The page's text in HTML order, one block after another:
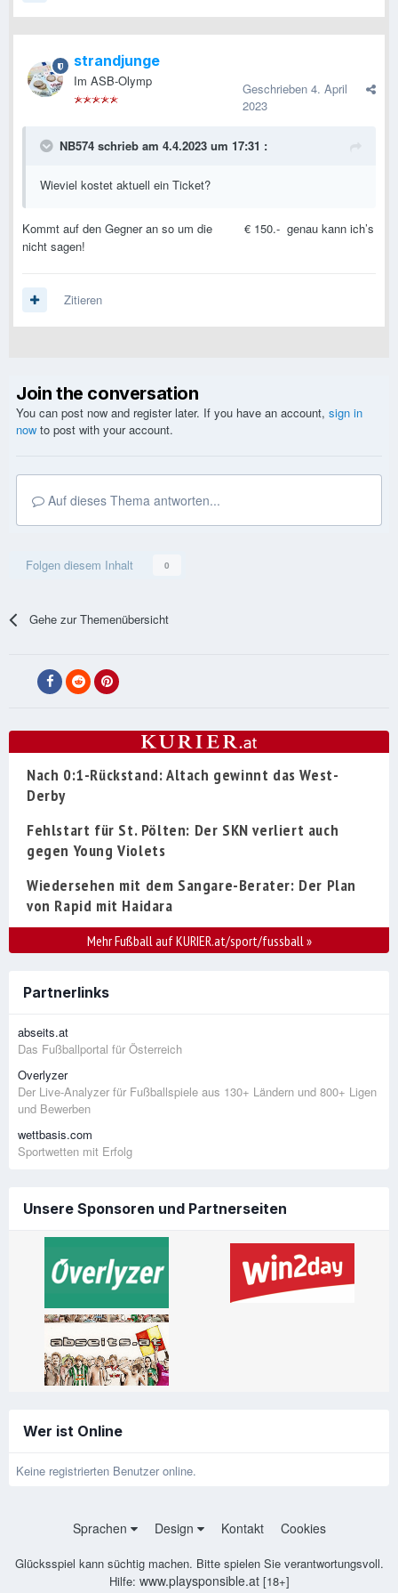
strandjunge
Im ASB-Olymp Geschrieben 4. April
2023
NB574 schrieb am 4.4.2023 um 17:31 :
Wieviel kostet aktuell ein Ticket?
Kommt auf den Gegner an so um die € 150.- genau kann ich’s
nicht sagen!
Zitieren
Join the conversation
You can post now and register later. If you have an account, sign in
now to post with your account.
Auf dieses Thema antworten...
Folgen diesem Inhalt 0
Gehe zur Themenübersicht
Nach 0:1-Rückstand: Altach gewinnt das West-
Derby
Fehlstart für St. Pölten: Der SKN verliert auch
gegen Young Violets
Wiedersehen mit dem Sangare-Berater: Der Plan
von Rapid mit Haidara
Mehr Fußball auf KURIER.at/sport/fussball»
Partnerlinks
abseits.at
Das Fußballportal für Österreich
Overlyzer
Der Live-Analyzer für Fußballspiele aus 130+ Ländern und 800+ Ligen
und Bewerben
wettbasis.com
Sportwetten mit Erfolg
Unsere Sponsoren und Partnerseiten
Wer ist Online
Keine registrierten Benutzer online.
Sprachen Design Kontakt Cookies
Glücksspiel kann süchtig machen. Bitte spielen Sie verantwortungsvoll.
Hilfe: www.playsponsible.at[18+]